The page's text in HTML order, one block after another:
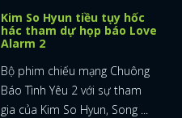
Kim So Hyun tiều tụy hốc
hác tham dự họp báo Love
Alarm 2
Bộ phim chiếu mạng Chuông
Báo Tình Yêu 2 với sự tham
gia của Kim So Hyun, Song ...